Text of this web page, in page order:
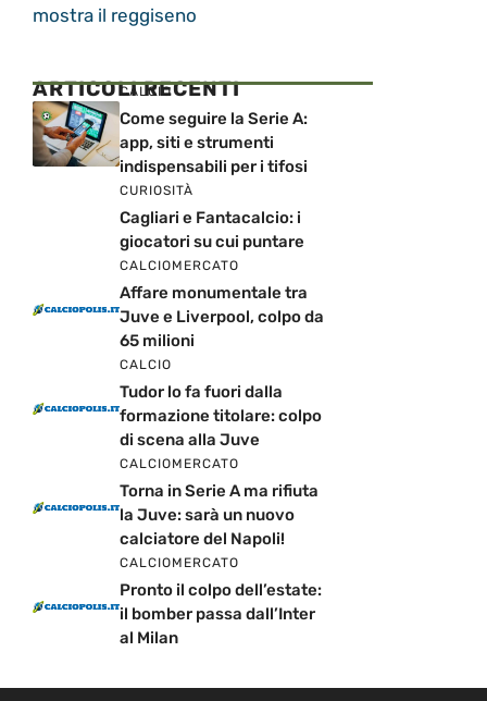
mostra il reggiseno
ARTICOLI RECENTI
CALCIO
Come seguire la Serie A:
app, siti e strumenti
indispensabili per i tifosi
CURIOSITÀ
Cagliari e Fantacalcio: i
giocatori su cui puntare
CALCIOMERCATO
Affare monumentale tra
Juve e Liverpool, colpo da
65 milioni
CALCIO
Tudor lo fa fuori dalla
formazione titolare: colpo
di scena alla Juve
CALCIOMERCATO
Torna in Serie A ma rifiuta
la Juve: sarà un nuovo
calciatore del Napoli!
CALCIOMERCATO
Pronto il colpo dell’estate:
il bomber passa dall’Inter
al Milan